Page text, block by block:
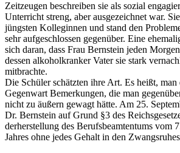
Zeitzeugen beschreiben sie als sozial
Unterricht streng, aber ausgezeichnet war.
jüngsten Kolleginnen und stand den
sehr aufgeschlossen ge­gen­über. Eine
sich daran, dass Frau Bernstein jeden
dessen alkoholkranker Vater sie stark
mitbrachte.
Die Schüler schätzten ihre Art. Es heißt,
Gegenwart Bemerkun­gen, die man
nicht zu äußern gewagt hätte. Am 25.
Dr. Bernstein auf Grund §3 des
derherstellung des Berufs­beam­ten­tums vom
Jahres ohne jedes Gehalt in den